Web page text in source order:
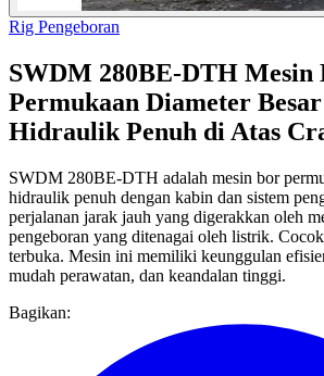
Rig Pengeboran
SWDM 280BE-DTH Mesin
Permukaan Diameter
Hidraulik Penuh di Atas
SWDM 280BE-DTH adalah mesin bor
hidraulik penuh dengan kabin dan sistem
perjalanan jarak jauh yang digerakkan oleh
pengeboran yang ditenagai oleh listrik.
terbuka. Mesin ini memiliki keunggulan
mudah perawatan, dan keandalan tinggi.
Bagikan: